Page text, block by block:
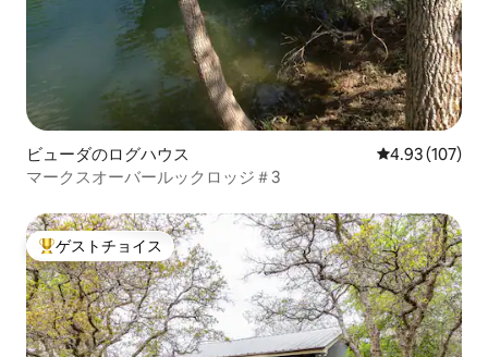
ビューダのログハウス レビュー107
4.93 (107)
マークスオーバールックロッジ＃3
大好評のゲストチョイスです。
ゲストチョイス